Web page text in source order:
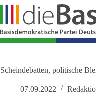
Zum
springen
Scheindebatten, politische
07.09.2022